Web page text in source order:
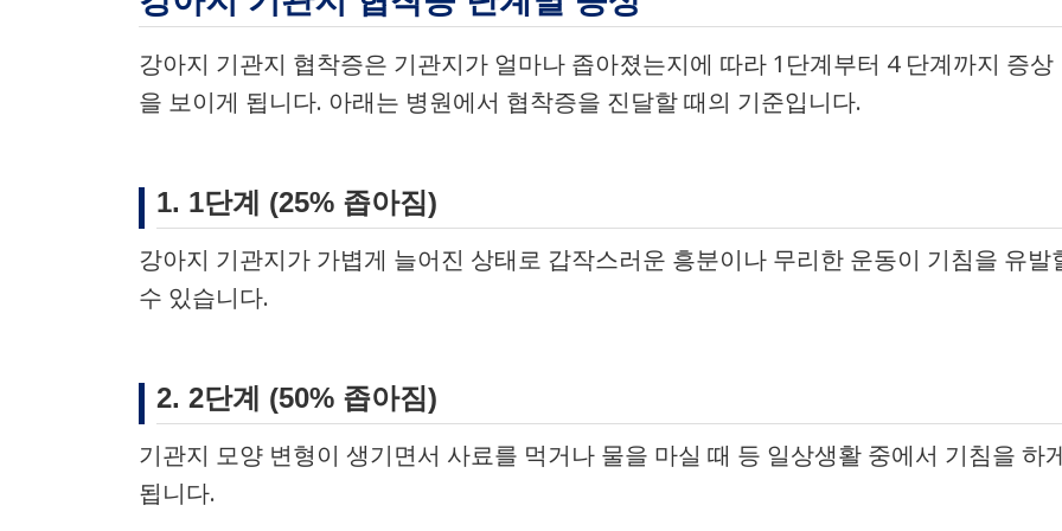
강아지 기관지 협착증은 기관지가 얼마나 좁아졌는지에 따라 1단계부터 4 단계까지 증상
을 보이게 됩니다. 아래는 병원에서 협착증을 진달할 때의 기준입니다.
1. 1단계 (25% 좁아짐)
강아지 기관지가 가볍게 늘어진 상태로 갑작스러운 흥분이나 무리한 운동이 기침을 유발
수 있습니다.
2. 2단계 (50% 좁아짐)
기관지 모양 변형이 생기면서 사료를 먹거나 물을 마실 때 등 일상생활 중에서 기침을 하
됩니다.